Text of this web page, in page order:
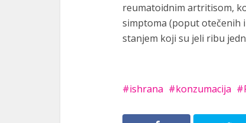
reumatoidnim artritisom,
simptoma (poput otečenih
stanjem koji su jeli ribu
ishrana konzumacija